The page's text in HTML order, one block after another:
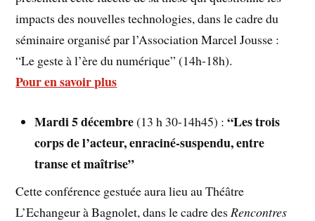
impacts des nouvelles technologies, dans le cadre du
séminaire organisé par l’Association Marcel Jousse :
“Le geste à l’ère du numérique” (14h-18h).
Pour en savoir plus
Mardi 5 décembre(13 h 30-14h45) :“Les trois
corps de l’acteur, enraciné-suspendu, entre
transe et maîtrise”
Cette conférence gestuée aura lieu au Théâtre
L’Echangeur à Bagnolet, dans le cadre desRencontres